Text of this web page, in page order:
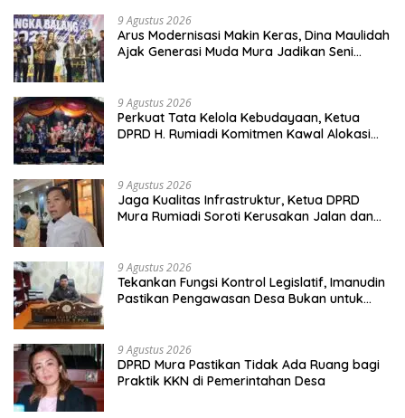
9 Agustus 2026
Arus Modernisasi Makin Keras, Dina Maulidah
Ajak Generasi Muda Mura Jadikan Seni
9 Agustus 2026
Perkuat Tata Kelola Kebudayaan, Ketua
DPRD H. Rumiadi Komitmen Kawal Alokasi
9 Agustus 2026
Jaga Kualitas Infrastruktur, Ketua DPRD
Mura Rumiadi Soroti Kerusakan Jalan dan
9 Agustus 2026
Tekankan Fungsi Kontrol Legislatif, Imanudin
Pastikan Pengawasan Desa Bukan untuk
9 Agustus 2026
DPRD Mura Pastikan Tidak Ada Ruang bagi
Praktik KKN di Pemerintahan Desa